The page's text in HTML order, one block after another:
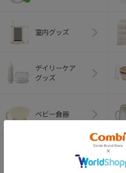
室内グッズ
デイリーケア
グッズ
ベビー食器